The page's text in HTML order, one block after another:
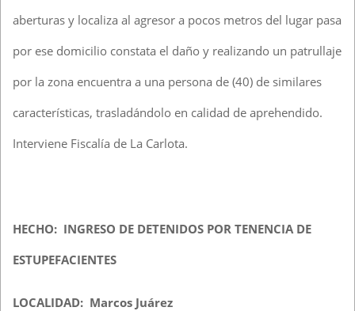
aberturas y localiza al agresor a pocos metros del lugar pasa
por ese domicilio constata el daño y realizando un patrullaje
por la zona encuentra a una persona de (40) de similares
características, trasladándolo en calidad de aprehendido.
Interviene Fiscalía de La Carlota.
HECHO: INGRESO DE DETENIDOS POR TENENCIA DE
ESTUPEFACIENTES
LOCALIDAD: Marcos Juárez